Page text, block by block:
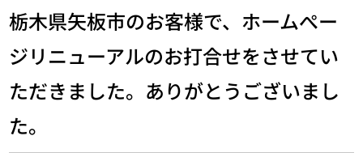
栃木県矢板市のお客様で、ホームぺー
ジリニューアルのお打合せをさせてい
ただきました。ありがとうございまし
た。